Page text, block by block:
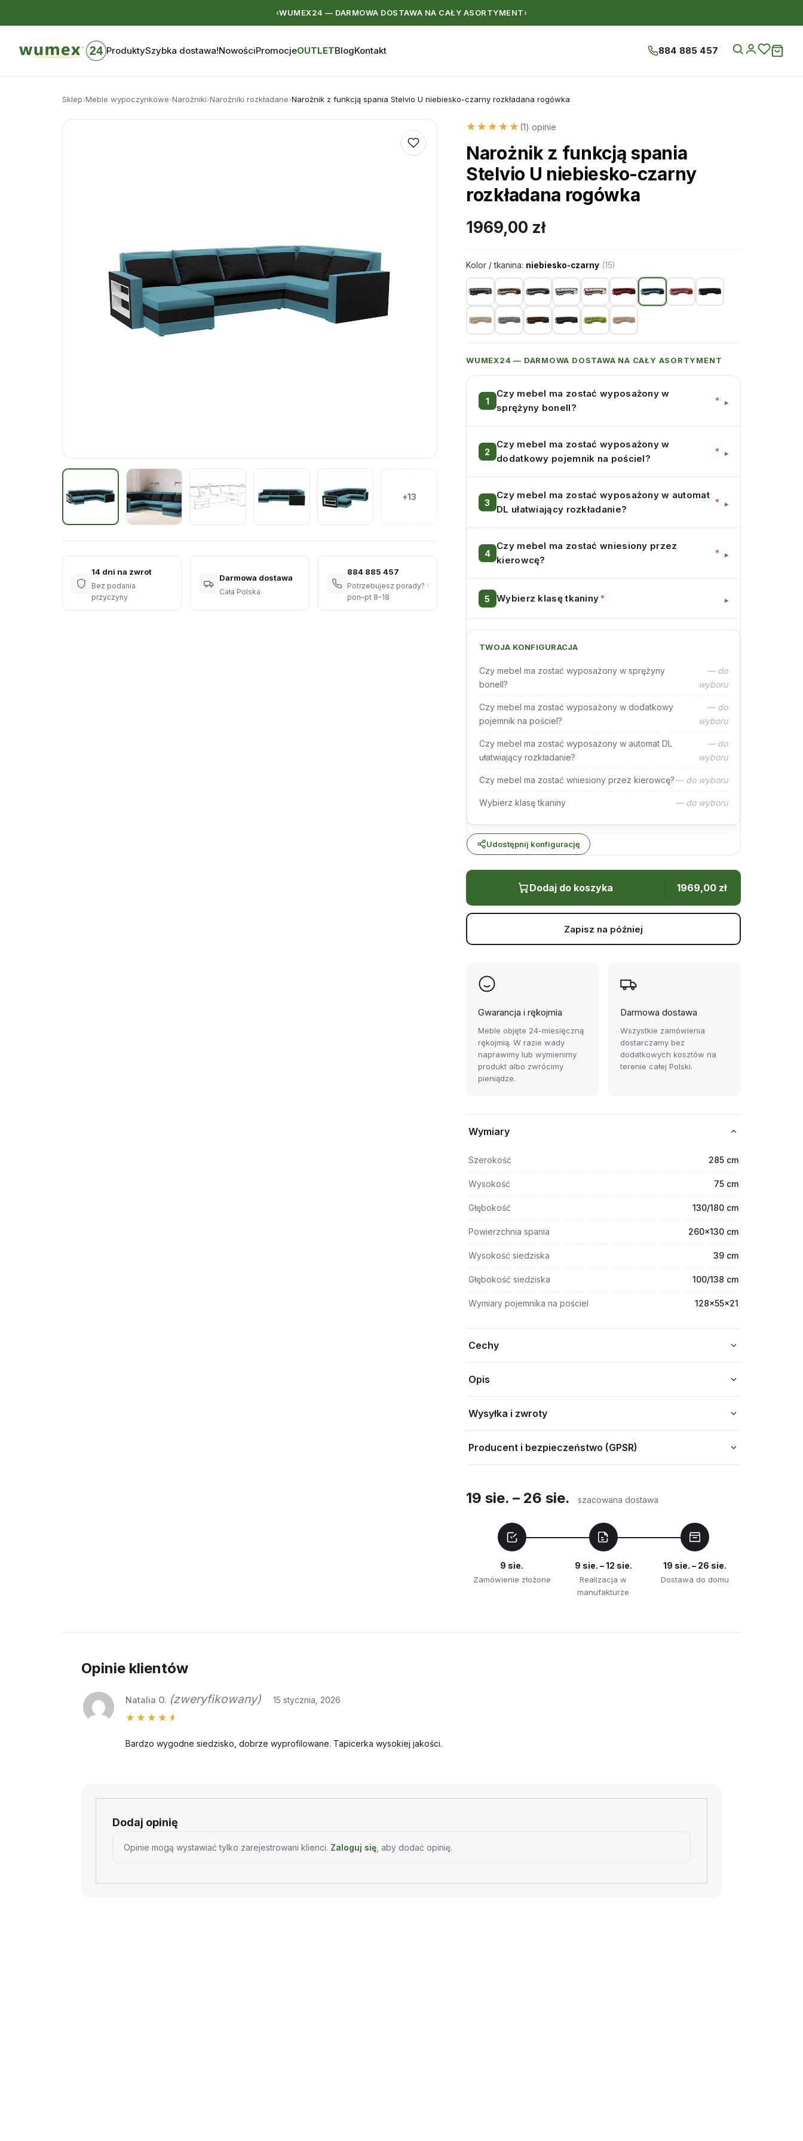
‹WUMEX24 — DARMOWA DOSTAWA NA CAŁY ASORTYMENT›
ProduktySzybka dostawa!NowościPromocjeOUTLETBlogKontakt 884 885 457
Sklep›Meble wypoczynkowe›Narożniki›Narożniki rozkładane›Narożnik z funkcją spania Stelvio U niebiesko-czarny rozkładana rogówka
+13
14 dni na zwrot
Bez podania
przyczyny
Darmowa dostawa
Cała Polska
884 885 457
Potrzebujesz porady? ·
pon–pt 8–18
★★★★★
★★★★★ (1) opinie
Narożnik z funkcją spania
Stelvio U niebiesko-czarny
rozkładana rogówka
1969,00 zł
Kolor / tkanina: niebiesko-czarny (15)
WUMEX24 — DARMOWA DOSTAWA NA CAŁY ASORTYMENT
Czy mebel ma zostać wyposażony w
sprężyny bonell?
* ▾
Czy mebel ma zostać wyposażony w
dodatkowy pojemnik na pościel?
* ▾
Czy mebel ma zostać wyposażony w automat
DL ułatwiający rozkładanie?
* ▾
Czy mebel ma zostać wniesiony przez
kierowcę?
* ▾
Wybierz klasę tkaniny* ▾
TWOJA KONFIGURACJA
Czy mebel ma zostać wyposażony w sprężyny
bonell?
— do
wyboru
Czy mebel ma zostać wyposażony w dodatkowy
pojemnik na pościel?
— do
wyboru
Czy mebel ma zostać wyposażony w automat DL
ułatwiający rozkładanie?
— do
wyboru
Czy mebel ma zostać wniesiony przez kierowcę?— do wyboru
Wybierz klasę tkaniny — do wyboru
Udostępnij konfigurację
Dodaj do koszyka 1969,00 zł
Zapisz na później
Gwarancja i rękojmia
Meble objęte 24-miesięczną
rękojmią. W razie wady
naprawimy lub wymienimy
produkt albo zwrócimy
pieniądze.
Darmowa dostawa
Wszystkie zamówienia
dostarczamy bez
dodatkowych kosztów na
terenie całej Polski.
Wymiary
Szerokość 285 cm
Wysokość 75 cm
Głębokość 130/180 cm
Powierzchnia spania 260x130 cm
Wysokość siedziska 39 cm
Głębokość siedziska 100/138 cm
Wymiary pojemnika na pościel 128x55x21
Cechy
Opis
Wysyłka i zwroty
Producent i bezpieczeństwo (GPSR)
19 sie. – 26 sie. szacowana dostawa
9 sie.
Zamówienie złożone
9 sie. – 12 sie.
Realizacja w
manufakturze
19 sie. – 26 sie.
Dostawa do domu
Opinie klientów
Oceniono
na 5
Natalia O. (zweryfikowany) 15 stycznia, 2026
Bardzo wygodne siedzisko, dobrze wyprofilowane. Tapicerka wysokiej jakości.
Dodaj opinię
Opinie mogą wystawiać tylko zarejestrowani klienci. Zaloguj się, aby dodać opinię.